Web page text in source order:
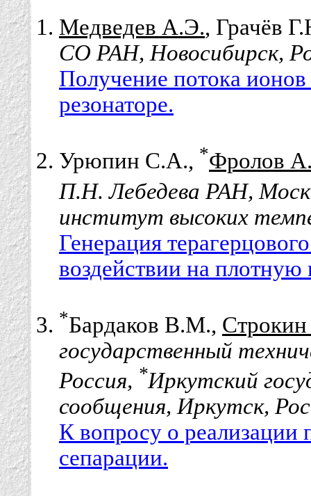
Медведев А.Э., Грачёв
СО РАН, Новосибирск,
Получение потока
резонаторе.
Урюпин С.А., *Фролов
П.Н. Лебедева РАН,
институт высоких
Генерация
воздействии на плотную
*Бардаков В.М.,
государственный
Россия, *Иркутский
сообщения, Иркутск,
К вопросу о реализации
сепарации.